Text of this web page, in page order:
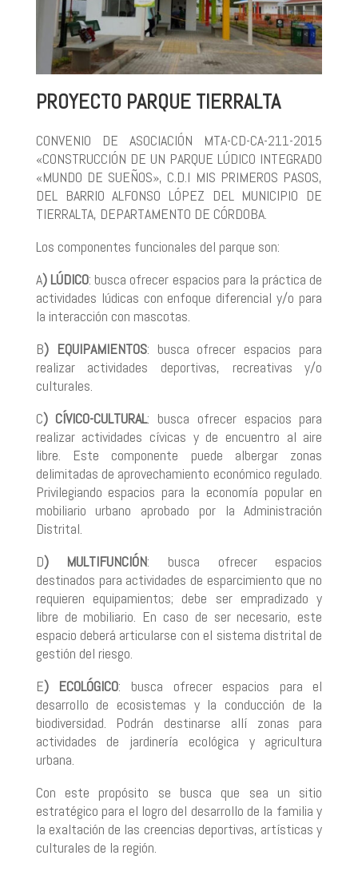
PROYECTO PARQUE TIERRALTA
CONVENIO DE ASOCIACIÓN MTA-CD-CA-211-2015
«CONSTRUCCIÓN DE UN PARQUE LÚDICO INTEGRADO
«MUNDO DE SUEÑOS», C.D.I MIS PRIMEROS PASOS,
DEL BARRIO ALFONSO LÓPEZ DEL MUNICIPIO DE
TIERRALTA, DEPARTAMENTO DE CÓRDOBA.
Los componentes funcionales del parque son:
A) LÚDICO: busca ofrecer espacios para la práctica de
actividades lúdicas con enfoque diferencial y/o para
la interacción con mascotas.
B) EQUIPAMIENTOS: busca ofrecer espacios para
realizar actividades deportivas, recreativas y/o
culturales.
C) CÍVICO-CULTURAL: busca ofrecer espacios para
realizar actividades cívicas y de encuentro al aire
libre. Este componente puede albergar zonas
delimitadas de aprovechamiento económico regulado.
Privilegiando espacios para la economía popular en
mobiliario urbano aprobado por la Administración
Distrital.
D) MULTIFUNCIÓN: busca ofrecer espacios
destinados para actividades de esparcimiento que no
requieren equipamientos; debe ser empradizado y
libre de mobiliario. En caso de ser necesario, este
espacio deberá articularse con el sistema distrital de
gestión del riesgo.
E) ECOLÓGICO: busca ofrecer espacios para el
desarrollo de ecosistemas y la conducción de la
biodiversidad. Podrán destinarse allí zonas para
actividades de jardinería ecológica y agricultura
urbana.
Con este propósito se busca que sea un sitio
estratégico para el logro del desarrollo de la familia y
la exaltación de las creencias deportivas, artísticas y
culturales de la región.